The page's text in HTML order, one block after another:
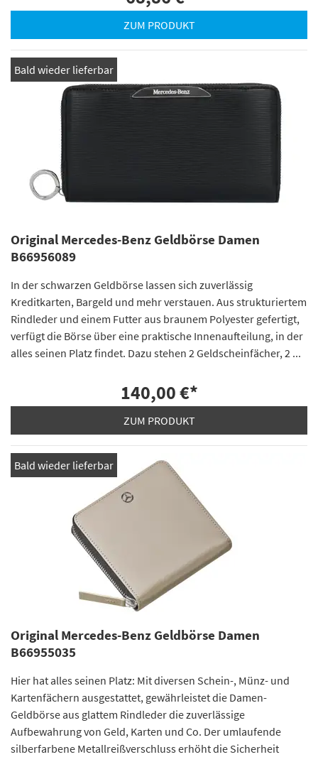
ZUM PRODUKT
Bald wieder lieferbar
Original Mercedes-Benz Geldbörse Damen
B66956089
In der schwarzen Geldbörse lassen sich zuverlässig
Kreditkarten, Bargeld und mehr verstauen. Aus strukturiertem
Rindleder und einem Futter aus braunem Polyester gefertigt,
verfügt die Börse über eine praktische Innenaufteilung, in der
alles seinen Platz findet. Dazu stehen 2 Geldscheinfächer, 2 ...
140,00 €*
ZUM PRODUKT
Bald wieder lieferbar
Original Mercedes-Benz Geldbörse Damen
B66955035
Hier hat alles seinen Platz: Mit diversen Schein-, Münz- und
Kartenfächern ausgestattet, gewährleistet die Damen-
Geldbörse aus glattem Rindleder die zuverlässige
Aufbewahrung von Geld, Karten und Co. Der umlaufende
silberfarbene Metallreißverschluss erhöht die Sicherheit